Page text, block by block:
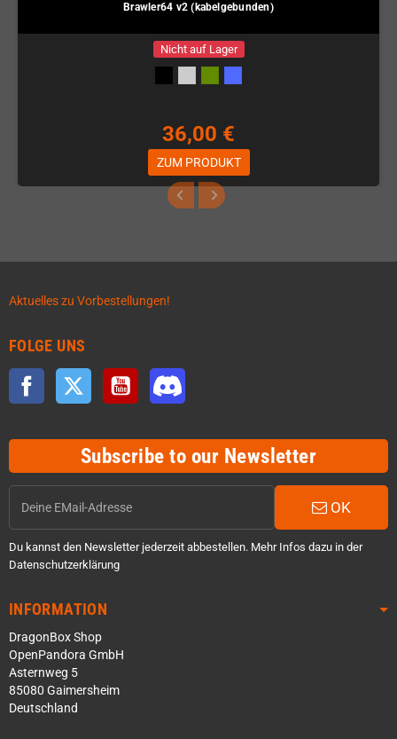
Brawler64 v2 (kabelgebunden)
Nicht auf Lager
36,00 €
ZUM PRODUKT
Aktuelles zu Vorbestellungen!
FOLGE UNS
Facebook Twitter YouTube
Subscribe to our Newsletter
OK
Du kannst den Newsletter jederzeit abbestellen. Mehr Infos dazu in der
Datenschutzerklärung
INFORMATION
DragonBox Shop
OpenPandora GmbH
Asternweg 5
85080 Gaimersheim
Deutschland